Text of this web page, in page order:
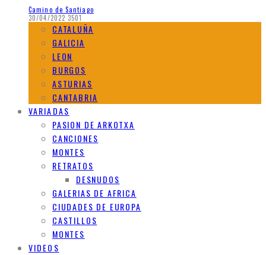
Camino de Santiago
30/04/2022 3501
CATALUÑA
GALICIA
LEON
BURGOS
ASTURIAS
CANTABRIA
VARIADAS
PASION DE ARKOTXA
CANCIONES
MONTES
RETRATOS
DESNUDOS
GALERIAS DE AFRICA
CIUDADES DE EUROPA
CASTILLOS
MONTES
VIDEOS